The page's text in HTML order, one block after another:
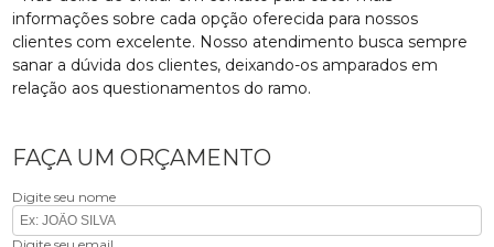
informações sobre cada opção oferecida para nossos
clientes com excelente. Nosso atendimento busca sempre
sanar a dúvida dos clientes, deixando-os amparados em
relação aos questionamentos do ramo.
FAÇA UM ORÇAMENTO
Digite seu nome